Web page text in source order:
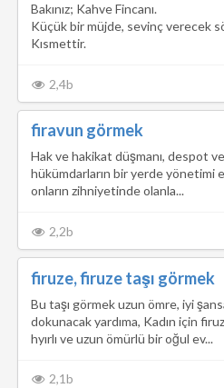
Bakınız; Kahve Fincanı.
Küçük bir müjde, sevinç verecek
Kısmettir.
2,4b
firavun görmek
Hak ve hakikat düşmanı, despot
hükümdarların bir yerde yönetimi
onların zihniyetinde olanla...
2,2b
firuze, firuze taşı görmek
Bu taşı görmek uzun ömre, iyi
dokunacak yardıma, Kadın için
hyırlı ve uzun ömürlü bir oğul ev...
2,1b